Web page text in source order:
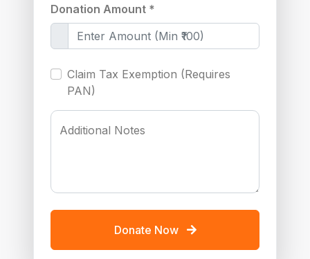
Donation Amount *
Claim Tax Exemption (Requires
PAN)
Additional Notes
Donate Now